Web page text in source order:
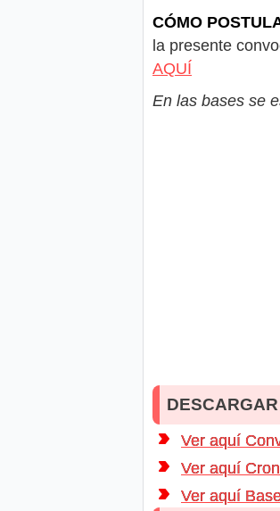
CÓMO
la presente
AQUÍ
En las bases se
Ver aquí
Ver aquí
Ver aquí